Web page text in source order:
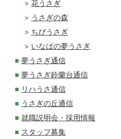
花うさぎ
うさぎの森
ちびうさぎ
いなばの夢うさぎ
夢うさぎ通信
夢うさぎ鈴蘭台通信
リハうさ通信
うさぎの丘通信
就職説明会・採用情報
スタッフ募集